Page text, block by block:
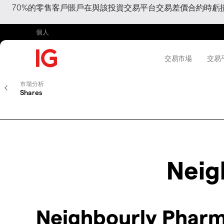
70%的零售客戶賬戶在與該投資交易平台交易差價合約時
個人
交易市場 交易
市場分析
Shares
Neighbourly